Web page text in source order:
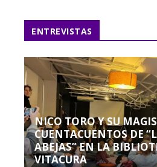
ENTREVISTAS
NICO TORO Y SU
CUENTACUENTOS DE
ABEJAS” EN LA
VITACURA